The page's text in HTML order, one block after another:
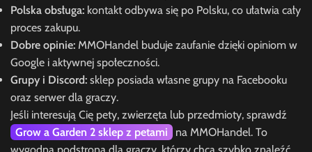
Polska obsługa: kontakt odbywa się po Polsku, co ułatwia cały
proces zakupu.
Dobre opinie: MMOHandel buduje zaufanie dzięki opiniom w
Google i aktywnej społeczności.
Grupy i Discord: sklep posiada własne grupy na Facebooku
oraz serwer dla graczy.
Jeśli interesują Cię pety, zwierzęta lub przedmioty, sprawdź
Grow a Garden 2 sklep z petami
na MMOHandel. To
wygodna podstrona dla graczy, którzy chcą szybko znaleźć